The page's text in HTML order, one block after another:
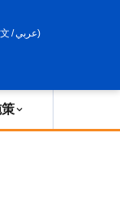
/عربي)